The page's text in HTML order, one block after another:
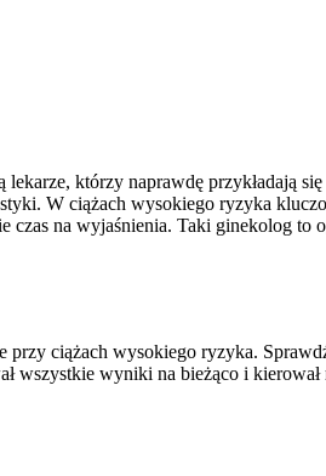
którzy naprawdę przykładają
W ciążach wysokiego ryzyka
na wyjaśnienia. Taki ginekolog to
ciążach wysokiego ryzyka.
wszystkie wyniki na bieżąco i